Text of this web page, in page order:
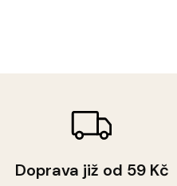
Doprava již od 59 Kč